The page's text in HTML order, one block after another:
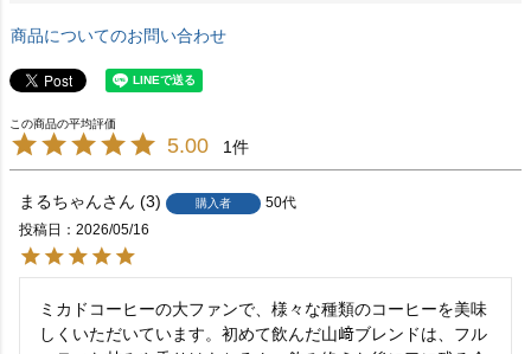
商品についてのお問い合わせ
5.00 1
まるちゃん 3 購入者
50代
投稿日
2026/05/16
ミカドコーヒーの大ファンで、様々な種類のコーヒーを美味
しくいただいています。初めて飲んだ山﨑ブレンドは、フル